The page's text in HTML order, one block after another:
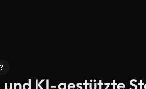
KI-gestützte